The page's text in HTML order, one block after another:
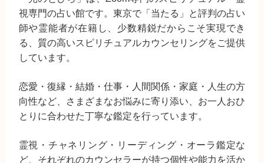
視専門の占い館です。東京で「当たる」と評判の占い
師や霊能者が在籍し、少数精鋭だからこそ実現でき
る、質の高いスピリチュアルカウンセリングをご提供
しています。
恋愛・復縁・結婚・仕事・人間関係・家庭・人生の方
向性など、さまざまなお悩みに寄り添い、お一人おひ
とりに合わせた丁寧な鑑定を行っています。
霊視・チャネリング・リーディング・オーラ鑑定な
ど、それぞれのカウンセラーが持つ個性や能力を活か